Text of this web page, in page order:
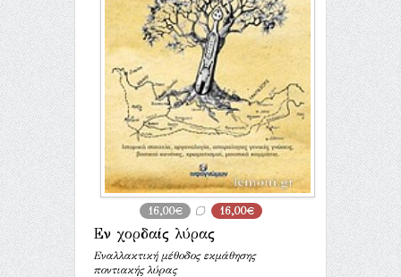
16,00€ 16,00€
Εν χορδαίς λύρας
Εναλλακτική μέθοδος εκμάθησης
ποντιακής λύρας